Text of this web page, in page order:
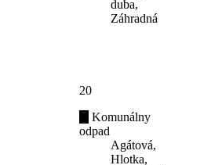
duba,
Záhradná
20
Komunálny
odpad
Agátová,
Hlotka,